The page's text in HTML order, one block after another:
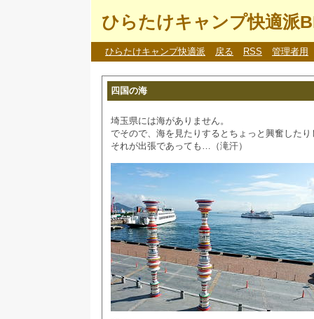
ひらたけキャンプ快適派
ひらたけキャンプ快適派 戻る RSS 管理者用
四国の海
埼玉県には海がありません。
でそので、海を見たりするとちょっと興奮したり
それが出張であっても…（滝汗）